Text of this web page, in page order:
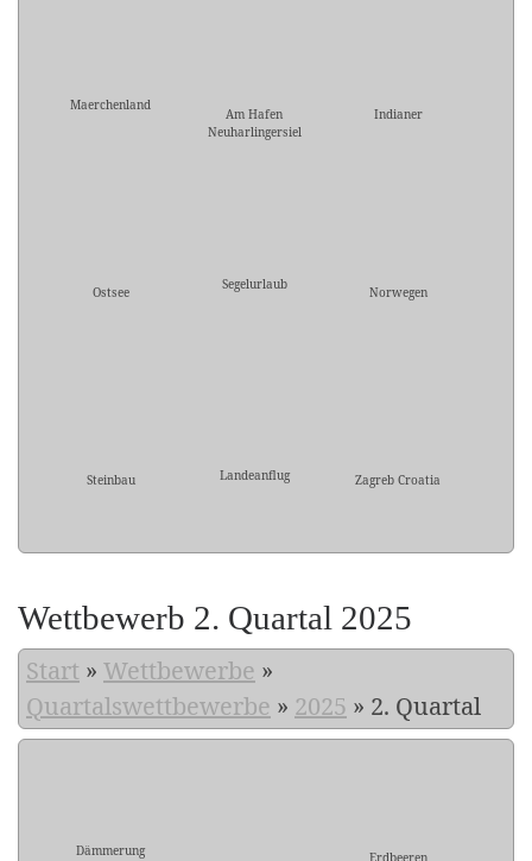
Maerchenland
Am Hafen
Neuharlingersiel
Indianer
Ostsee Segelurlaub Norwegen
Steinbau Landeanflug Zagreb Croatia
Wettbewerb 2. Quartal 2025
Start » Wettbewerbe »
Quartalswettbewerbe » 2025 » 2. Quartal
Dämmerung Erdbeeren